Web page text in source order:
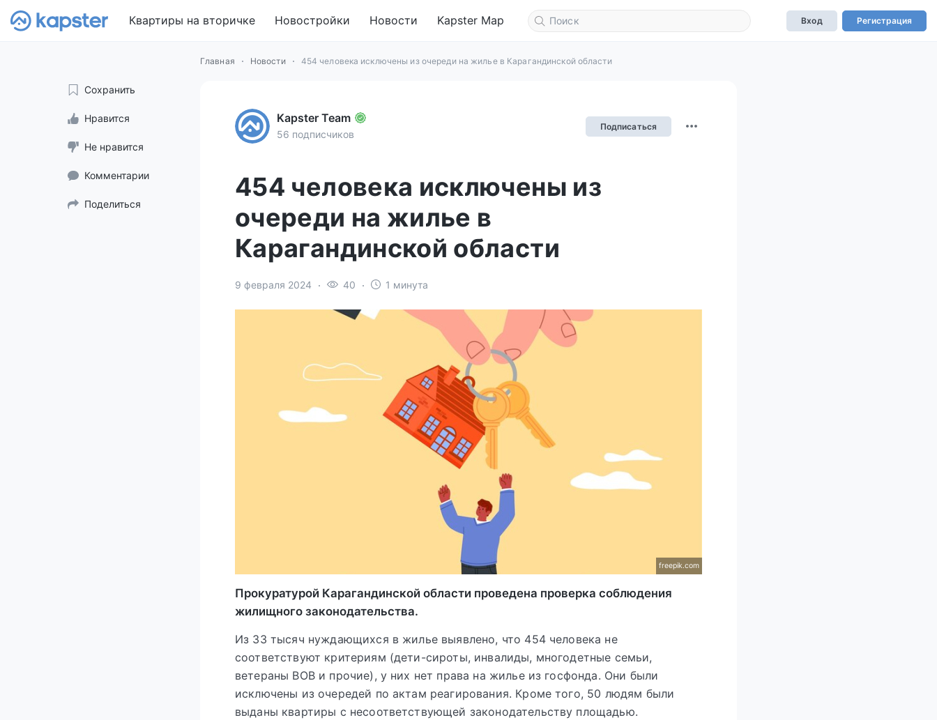
Квартиры на вторичке Новостройки Новости Kapster Map Вход Регистрация
Главная Новости 454 человека исключены из очереди на жилье в Карагандинской области
Сохранить
Нравится
Не нравится
Комментарии
Поделиться
Kapster Team
56 подписчиков
Подписаться
454 человека исключены из
очереди на жилье в
Карагандинской области
9 февраля 2024 40 1 минута
freepik.com
Прокуратурой Карагандинской области проведена проверка соблюдения
жилищного законодательства.
Из 33 тысяч нуждающихся в жилье выявлено, что 454 человека не
соответствуют критериям (дети-сироты, инвалиды, многодетные семьи,
ветераны ВОВ и прочие), у них нет права на жилье из госфонда. Они были
исключены из очередей по актам реагирования. Кроме того, 50 людям были
выданы квартиры с несоответствующей законодательству площадью.